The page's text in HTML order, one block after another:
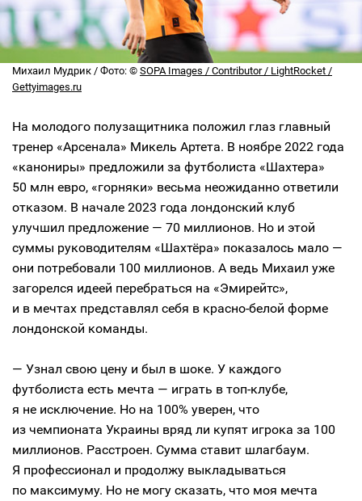
Михаил Мудрик / Фото: © SOPA Images / Contributor / LightRocket /
Gettyimages.ru
На молодого полузащитника положил глаз главный
тренер «Арсенала» Микель Артета. В ноябре 2022 года
«канониры» предложили за футболиста «Шахтера»
50 млн евро, «горняки» весьма неожиданно ответили
отказом. В начале 2023 года лондонский клуб
улучшил предложение — 70 миллионов. Но и этой
суммы руководителям «Шахтёра» показалось мало —
они потребовали 100 миллионов. А ведь Михаил уже
загорелся идеей перебраться на «Эмирейтс»,
и в мечтах представлял себя в красно-белой форме
лондонской команды.
— Узнал свою цену и был в шоке. У каждого
футболиста есть мечта — играть в топ-клубе,
я не исключение. Но на 100% уверен, что
из чемпионата Украины вряд ли купят игрока за 100
миллионов. Расстроен. Сумма ставит шлагбаум.
Я профессионал и продолжу выкладываться
по максимуму. Но не могу сказать, что моя мечта